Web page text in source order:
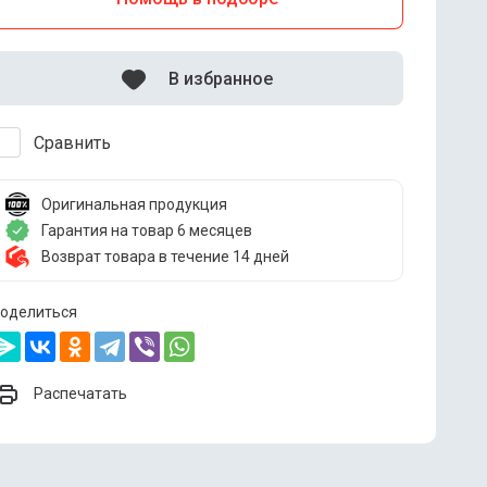
Сравнить
В избранное
Оригинальная продукция
Гарантия на товар 6 месяцев
Возврат товара в течение 14 дней
Распечатать